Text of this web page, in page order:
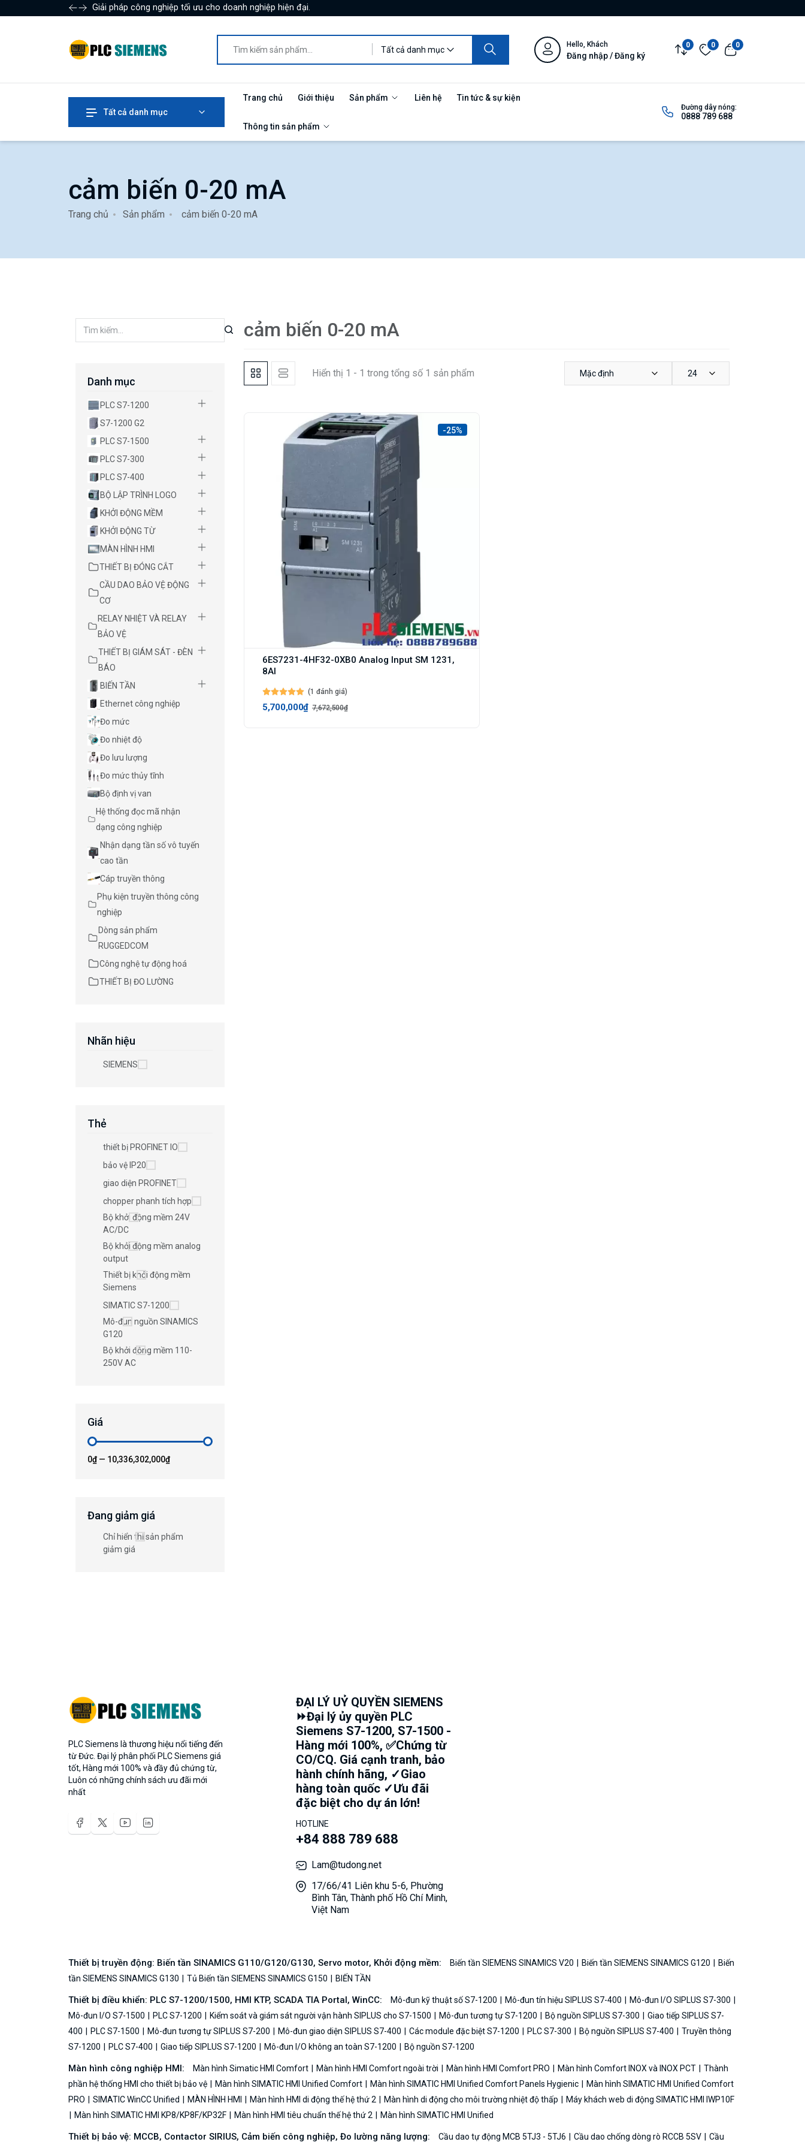
Giải pháp công nghiệp tối ưu cho doanh nghiệp hiện đại.
Tất cả danh mục
Hello, Khách
Đăng nhập / Đăng ký
0 0 0
Tất cả danh mục
Trang chủ Giới thiệu Sản phẩm Liên hệ Tin tức & sự kiện
Thông tin sản phẩm
Đường dây nóng:
0888 789 688
cảm biến 0-20 mA
Trang chủ Sản phẩm cảm biến 0-20 mA
Danh mục
PLC S7-1200
S7-1200 G2
PLC S7-1500
PLC S7-300
PLC S7-400
BỘ LẬP TRÌNH LOGO
KHỞI ĐỘNG MỀM
KHỞI ĐỘNG TỪ
MÀN HÌNH HMI
THIẾT BỊ ĐÓNG CẮT
CẦU DAO BẢO VỆ ĐỘNG
CƠ
RELAY NHIỆT VÀ RELAY
BẢO VỆ
THIẾT BỊ GIÁM SÁT - ĐÈN
BÁO
BIẾN TẦN
Ethernet công nghiệp
Đo mức
Đo nhiệt độ
Đo lưu lượng
Đo mức thủy tĩnh
Bộ định vị van
Hệ thống đọc mã nhận
dạng công nghiệp
Nhận dạng tần số vô tuyến
cao tần
Cáp truyền thông
Phụ kiện truyền thông công
nghiệp
Dòng sản phẩm
RUGGEDCOM
Công nghệ tự động hoá
THIẾT BỊ ĐO LƯỜNG
Nhãn hiệu
SIEMENS
Thẻ
thiết bị PROFINET IO
bảo vệ IP20
giao diện PROFINET
chopper phanh tích hợp
Bộ khởi động mềm 24V
AC/DC
Bộ khởi động mềm analog
output
Thiết bị khởi động mềm
Siemens
SIMATIC S7-1200
Mô-đun nguồn SINAMICS
G120
Bộ khởi động mềm 110-
250V AC
Giá
0₫— 10,336,302,000₫
Đang giảm giá
Chỉ hiển thị sản phẩm
giảm giá
cảm biến 0-20 mA
Hiển thị 1 - 1 trong tổng số 1 sản phẩm Mặc định 24
-25%
6ES7231-4HF32-0XB0 Analog Input SM 1231,
8AI
(1 đánh giá)
5,700,000₫ 7,672,500₫
PLC Siemens là thương hiệu nổi tiếng đến
từ Đức. Đại lý phân phối PLC Siemens giá
tốt, Hàng mới 100% và đầy đủ chứng từ,
Luôn có những chính sách ưu đãi mới
nhất
ĐẠI LÝ UỶ QUYỀN SIEMENS
⏩Đại lý ủy quyền PLC
Siemens S7-1200, S7-1500 -
Hàng mới 100%, ✅Chứng từ
CO/CQ. Giá cạnh tranh, bảo
hành chính hãng, ✓Giao
hàng toàn quốc ✓Ưu đãi
đặc biệt cho dự án lớn!
HOTLINE
+84 888 789 688
Lam@tudong.net
17/66/41 Liên khu 5-6, Phường
Bình Tân, Thành phố Hồ Chí Minh,
Việt Nam
Thiết bị truyền động: Biến tần SINAMICS G110/G120/G130, Servo motor, Khởi động mềm: Biến tần SIEMENS SINAMICS V20 Biến tần SIEMENS SINAMICS G120
Biến
tần SIEMENS SINAMICS G130
Tủ Biến tần SIEMENS SINAMICS G150 BIẾN TẦN
Thiết bị điều khiển: PLC S7-1200/1500, HMI KTP, SCADA TIA Portal, WinCC: Mô-đun kỹ thuật số S7-1200 Mô-đun tín hiệu SIPLUS S7-400
Mô-đun I/O SIPLUS S7-300
Mô-đun I/O S7-1500
PLC S7-1200 Kiểm soát và giám sát người vận hành SIPLUS cho S7-1500 Mô-đun tương tự S7-1200 Bộ nguồn SIPLUS S7-300
Giao tiếp SIPLUS S7-
400
PLC S7-1500 Mô-đun tương tự SIPLUS S7-200 Mô-đun giao diện SIPLUS S7-400 Các module đặc biệt S7-1200 PLC S7-300 Bộ nguồn SIPLUS S7-400
Truyền thông
S7-1200
PLC S7-400 Giao tiếp SIPLUS S7-1200 Mô-đun I/O không an toàn S7-1200 Bộ nguồn S7-1200
Màn hình công nghiệp HMI: Màn hình Simatic HMI Comfort Màn hình HMI Comfort ngoài trời Màn hình HMI Comfort PRO Màn hình Comfort INOX và INOX PCT
Thành
phần hệ thống HMI cho thiết bị bảo vệ
Màn hình SIMATIC HMI Unified Comfort Màn hình SIMATIC HMI Unified Comfort Panels Hygienic
Màn hình SIMATIC HMI Unified Comfort
PRO
SIMATIC WinCC Unified MÀN HÌNH HMI Màn hình HMI di động thế hệ thứ 2 Màn hình di động cho môi trường nhiệt độ thấp
Máy khách web di động SIMATIC HMI IWP10F
Màn hình SIMATIC HMI KP8/KP8F/KP32F
Màn hình HMI tiêu chuẩn thế hệ thứ 2 Màn hình SIMATIC HMI Unified
Thiết bị bảo vệ: MCCB, Contactor SIRIUS, Cảm biến công nghiệp, Đo lường năng lượng: Cầu dao tự động MCB 5TJ3 - 5TJ6 Cầu dao chống dòng rò RCCB 5SV
Cầu